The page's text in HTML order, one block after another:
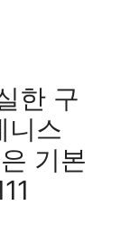
한 구
니스
기본